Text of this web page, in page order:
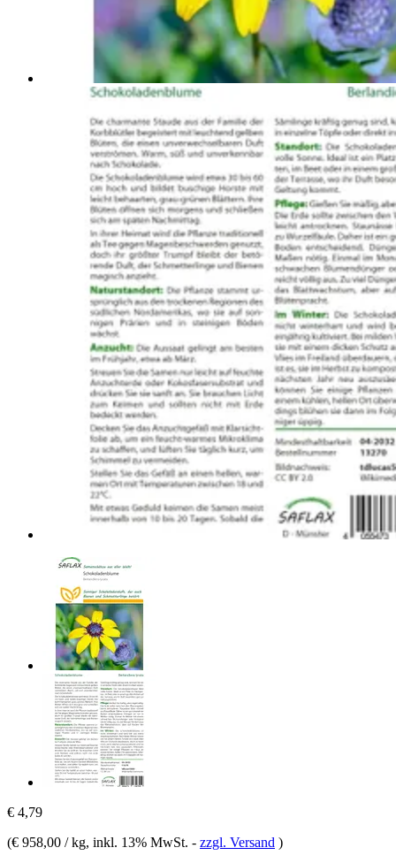
€ 4,79
(€ 958,00 / kg, inkl. 13% MwSt. - zzgl. Versand )